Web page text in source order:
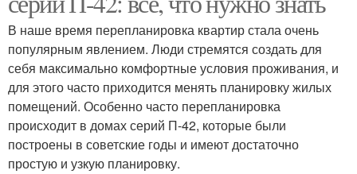
В наше время перепланировка квартир стала очень
популярным явлением. Люди стремятся создать для
себя максимально комфортные условия проживания, и
для этого часто приходится менять планировку жилых
помещений. Особенно часто перепланировка
происходит в домах серий П-42, которые были
построены в советские годы и имеют достаточно
простую и узкую планировку.